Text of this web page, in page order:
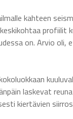
kahteen
profiilit
on. Arvio oli,
laskevat
kiertävien